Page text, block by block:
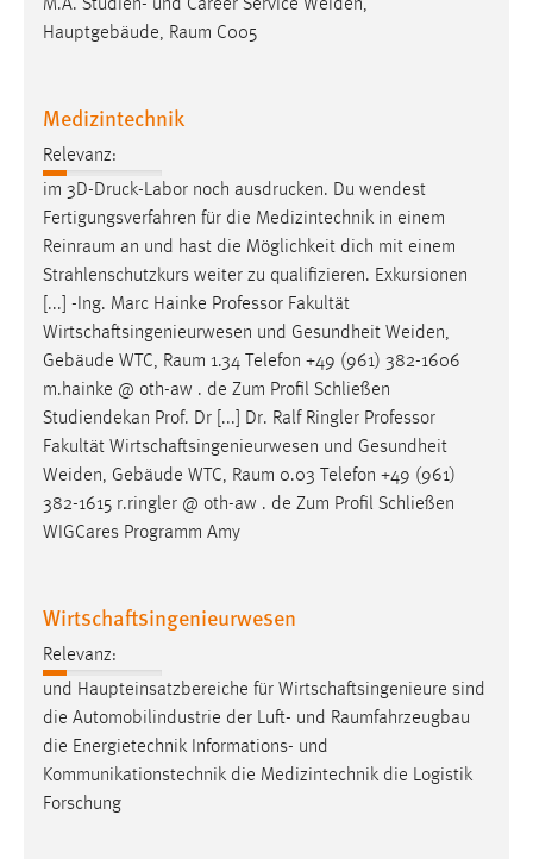
M.A. Studien- und Career Service Weiden,
Hauptgebäude, Raum C005
Medizintechnik
Relevanz:
im 3D-Druck-Labor noch ausdrucken. Du wendest
Fertigungsverfahren für die Medizintechnik in einem
Reinraum an und hast die Möglichkeit dich mit einem
Strahlenschutzkurs weiter zu qualifizieren. Exkursionen
[...] -Ing. Marc Hainke Professor Fakultät
Wirtschaftsingenieurwesen und Gesundheit Weiden,
Gebäude WTC, Raum 1.34 Telefon +49 (961) 382-1606
m.hainke @ oth-aw . de Zum Profil Schließen
Studiendekan Prof. Dr [...] Dr. Ralf Ringler Professor
Fakultät Wirtschaftsingenieurwesen und Gesundheit
Weiden, Gebäude WTC, Raum 0.03 Telefon +49 (961)
382-1615 r.ringler @ oth-aw . de Zum Profil Schließen
WIGCares Programm Amy
Wirtschaftsingenieurwesen
Relevanz:
und Haupteinsatzbereiche für Wirtschaftsingenieure sind
die Automobilindustrie der Luft- und Raumfahrzeugbau
die Energietechnik Informations- und
Kommunikationstechnik die Medizintechnik die Logistik
Forschung